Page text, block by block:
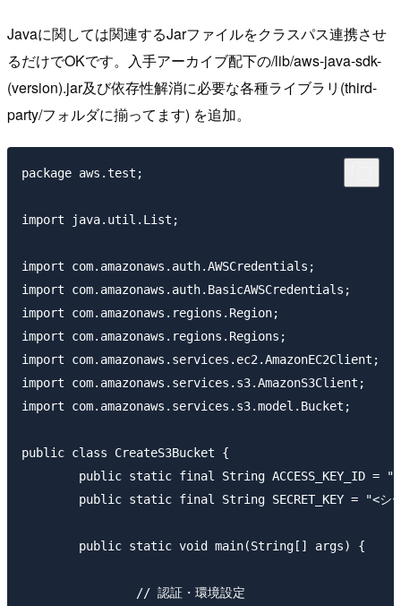
Javaに関しては関連するJarファイルをクラスパス連携させ
るだけでOKです。入手アーカイブ配下の/lib/aws-java-sdk-
(version).jar及び依存性解消に必要な各種ライブラリ(third-
party/フォルダに揃ってます) を追加。
package aws.test;
import java.util.List;
import com.amazonaws.auth.AWSCredentials;
import com.amazonaws.auth.BasicAWSCredentials;
import com.amazonaws.regions.Region;
import com.amazonaws.regions.Regions;
import com.amazonaws.services.ec2.AmazonEC2Client;
import com.amazonaws.services.s3.AmazonS3Client;
import com.amazonaws.services.s3.model.Bucket;
public class CreateS3Bucket {